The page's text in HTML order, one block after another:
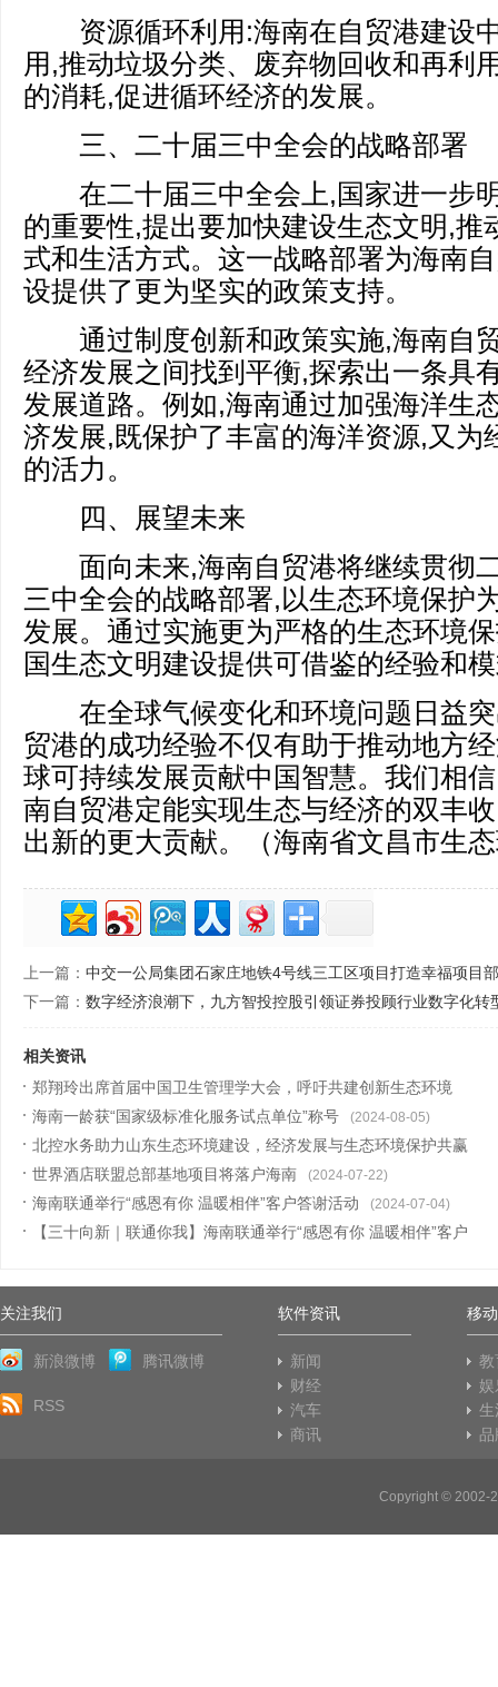
资源循环利用:海南在自贸港建设
用,推动垃圾分类、废弃物回收和再利
的消耗,促进循环经济的发展。
三、二十届三中全会的战略部署
在二十届三中全会上,国家进一步
的重要性,提出要加快建设生态文明,推
式和生活方式。这一战略部署为海南
设提供了更为坚实的政策支持。
通过制度创新和政策实施,海南自
经济发展之间找到平衡,探索出一条具
发展道路。例如,海南通过加强海洋生
济发展,既保护了丰富的海洋资源,又为
的活力。
四、展望未来
面向未来,海南自贸港将继续贯彻
三中全会的战略部署,以生态环境保护
发展。通过实施更为严格的生态环境
国生态文明建设提供可借鉴的经验和
在全球气候变化和环境问题日益突
贸港的成功经验不仅有助于推动地方
球可持续发展贡献中国智慧。我们相
南自贸港定能实现生态与经济的双丰
出新的更大贡献。（海南省文昌市生
上一篇： 中交一公局集团石家庄地铁4号线三工区项目打造幸福项目部
下一篇： 数字经济浪潮下，九方智投控股引领证券投顾行业数字化转
相关资讯
郑翔玲出席首届中国卫生管理学大会，呼吁共建创新生态环境
(2024-09-23)
海南一龄获“国家级标准化服务试点单位”称号 (2024-08-05)
北控水务助力山东生态环境建设，经济发展与生态环境保护共赢
之路
(2024-07-30)
世界酒店联盟总部基地项目将落户海南 (2024-07-22)
海南联通举行“感恩有你 温暖相伴”客户答谢活动 (2024-07-04)
【三十向新｜联通你我】海南联通举行“感恩有你 温暖相伴”客户
关注我们
新浪微博 腾讯微博
RSS
软件资讯
新闻
财经
汽车
商讯
移
教
娱
生
Copyright © 2002-